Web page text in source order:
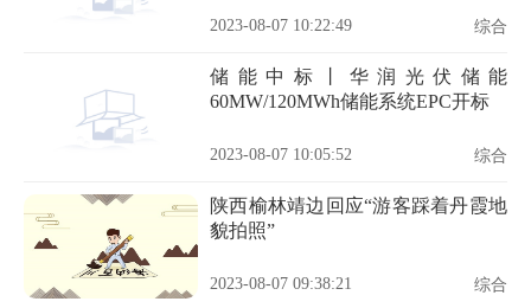
2023-08-07 10:22:49 综合
储能中标丨华润光伏储能
60MW/120MWh储能系统EPC开标
2023-08-07 10:05:52 综合
陕西榆林靖边回应“游客踩着丹霞地
貌拍照”
2023-08-07 09:38:21 综合